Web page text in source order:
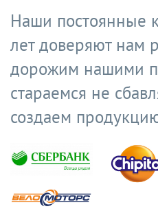
Наши постоянные
лет доверяют нам
дорожим нашими
стараемся не
создаем